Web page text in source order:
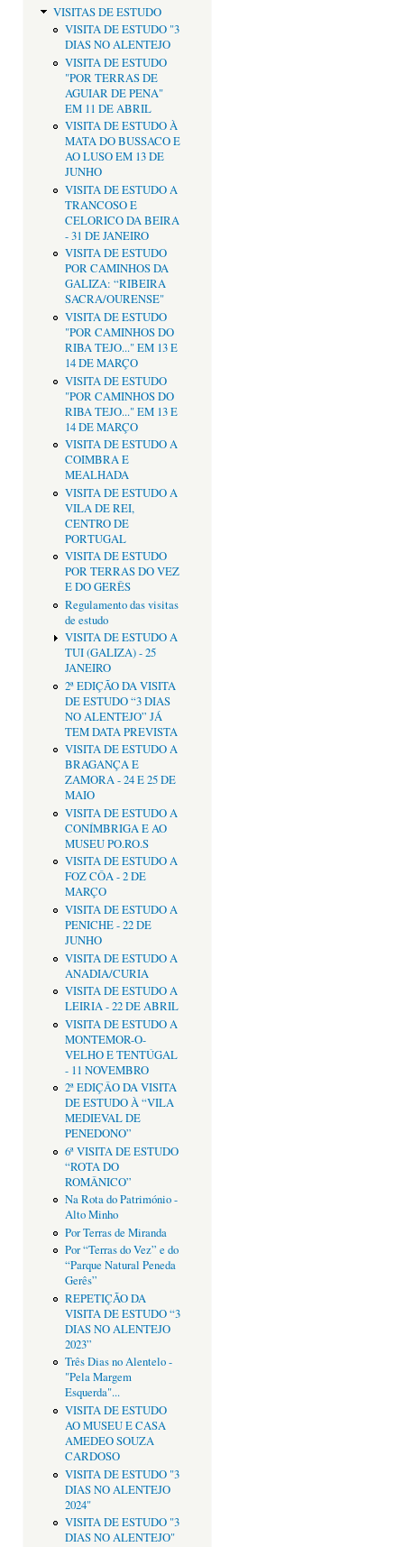
VISITAS DE ESTUDO
VISITA DE ESTUDO "3
DIAS NO ALENTEJO
VISITA DE ESTUDO
"POR TERRAS DE
AGUIAR DE PENA"
EM 11 DE ABRIL
VISITA DE ESTUDO À
MATA DO BUSSACO E
AO LUSO EM 13 DE
JUNHO
VISITA DE ESTUDO A
TRANCOSO E
CELORICO DA BEIRA
- 31 DE JANEIRO
VISITA DE ESTUDO
POR CAMINHOS DA
GALIZA: “RIBEIRA
SACRA/OURENSE"
VISITA DE ESTUDO
"POR CAMINHOS DO
RIBA TEJO..." EM 13 E
14 DE MARÇO
VISITA DE ESTUDO
"POR CAMINHOS DO
RIBA TEJO..." EM 13 E
14 DE MARÇO
VISITA DE ESTUDO A
COIMBRA E
MEALHADA
VISITA DE ESTUDO A
VILA DE REI,
CENTRO DE
PORTUGAL
VISITA DE ESTUDO
POR TERRAS DO VEZ
E DO GERÊS
Regulamento das visitas
de estudo
VISITA DE ESTUDO A
TUI (GALIZA) - 25
JANEIRO
2ª EDIÇÃO DA VISITA
DE ESTUDO “3 DIAS
NO ALENTEJO” JÁ
TEM DATA PREVISTA
VISITA DE ESTUDO A
BRAGANÇA E
ZAMORA - 24 E 25 DE
MAIO
VISITA DE ESTUDO A
CONÍMBRIGA E AO
MUSEU PO.RO.S
VISITA DE ESTUDO A
FOZ CÔA - 2 DE
MARÇO
VISITA DE ESTUDO A
PENICHE - 22 DE
JUNHO
VISITA DE ESTUDO A
ANADIA/CURIA
VISITA DE ESTUDO A
LEIRIA - 22 DE ABRIL
VISITA DE ESTUDO A
MONTEMOR-O-
VELHO E TENTÚGAL
- 11 NOVEMBRO
2ª EDIÇÂO DA VISITA
DE ESTUDO À “VILA
MEDIEVAL DE
PENEDONO”
6ª VISITA DE ESTUDO
“ROTA DO
ROMÂNICO”
Na Rota do Património -
Alto Minho
Por Terras de Miranda
Por “Terras do Vez” e do
“Parque Natural Peneda
Gerês”
REPETIÇÃO DA
VISITA DE ESTUDO “3
DIAS NO ALENTEJO
2023”
Três Dias no Alentelo -
"Pela Margem
Esquerda"...
VISITA DE ESTUDO
AO MUSEU E CASA
AMEDEO SOUZA
CARDOSO
VISITA DE ESTUDO "3
DIAS NO ALENTEJO
2024"
VISITA DE ESTUDO "3
DIAS NO ALENTEJO"